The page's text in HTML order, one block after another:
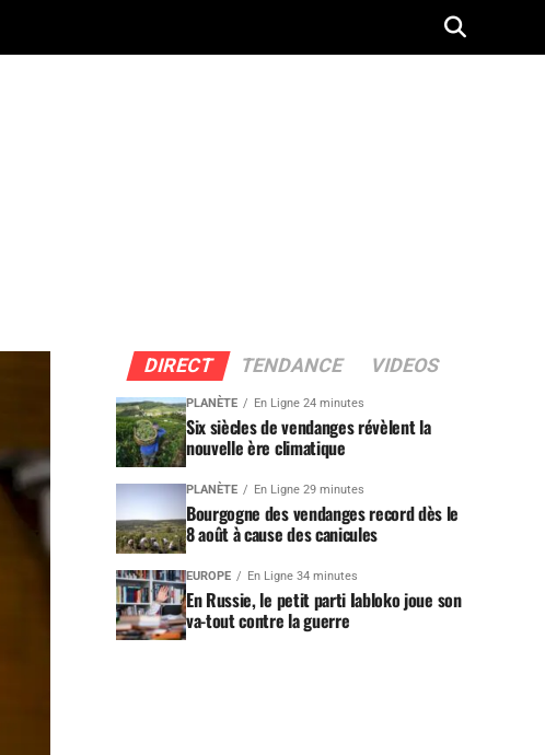
DIRECT TENDANCE VIDEOS
PLANÈTE En Ligne 24 minutes
Six siècles de vendanges révèlent la
nouvelle ère climatique
PLANÈTE En Ligne 29 minutes
Bourgogne des vendanges record dès le
8 août à cause des canicules
EUROPE En Ligne 34 minutes
En Russie, le petit parti Iabloko joue son
va-tout contre la guerre